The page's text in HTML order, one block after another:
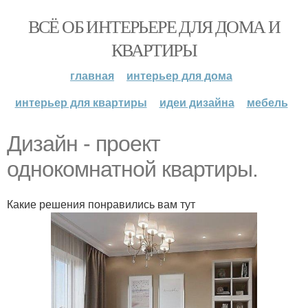
ВСЁ ОБ ИНТЕРЬЕРЕ ДЛЯ ДОМА И
КВАРТИРЫ
главная
интерьер для дома
интерьер для квартиры
идеи дизайна мебель
Дизайн - проект
однокомнатной квартиры.
Какие решения понравились вам тут